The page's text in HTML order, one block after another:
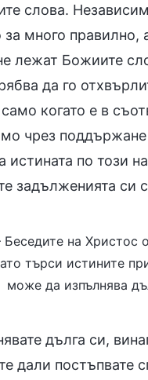
слова.
много правилно,
лежат Божиите
да го
когато е в
чрез поддържане
истината по този
задълженията си
на Христос
търси истините
може да изпълнява
дълга си,
дали постъпвате